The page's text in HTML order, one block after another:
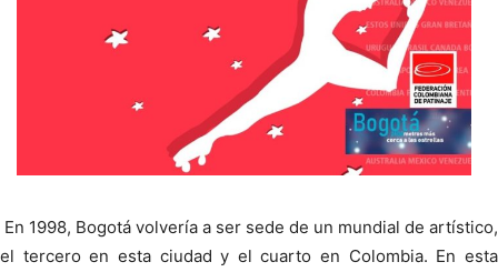
En 1998, Bogotá volvería a ser sede de un mundial de artístico,
el tercero en esta ciudad y el cuarto en Colombia. En esta